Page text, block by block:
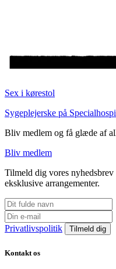
Sex i kørestol
Sygeplejerske på
Bliv medlem og få glæde af
Bliv medlem
Tilmeld dig vores
eksklusive arrangementer.
Privatlivspolitik
Kontakt os